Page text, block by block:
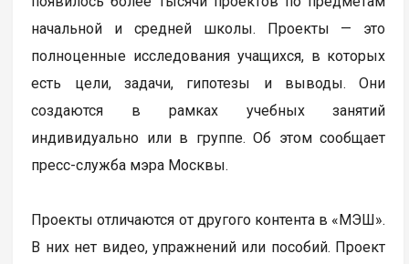
начальной и средней школы. Проекты — это
полноценные исследования учащихся, в которых
есть цели, задачи, гипотезы и выводы. Они
создаются в рамках учебных занятий
индивидуально или в группе. Об этом сообщает
пресс-служба мэра Москвы.
Проекты отличаются от другого контента в «МЭШ».
В них нет видео, упражнений или пособий. Проект